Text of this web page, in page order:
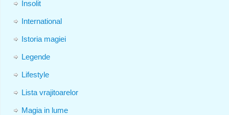
Insolit
International
Istoria magiei
Legende
Lifestyle
Lista vrajitoarelor
Magia in lume